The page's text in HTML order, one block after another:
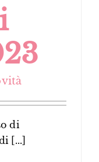
di
[...]